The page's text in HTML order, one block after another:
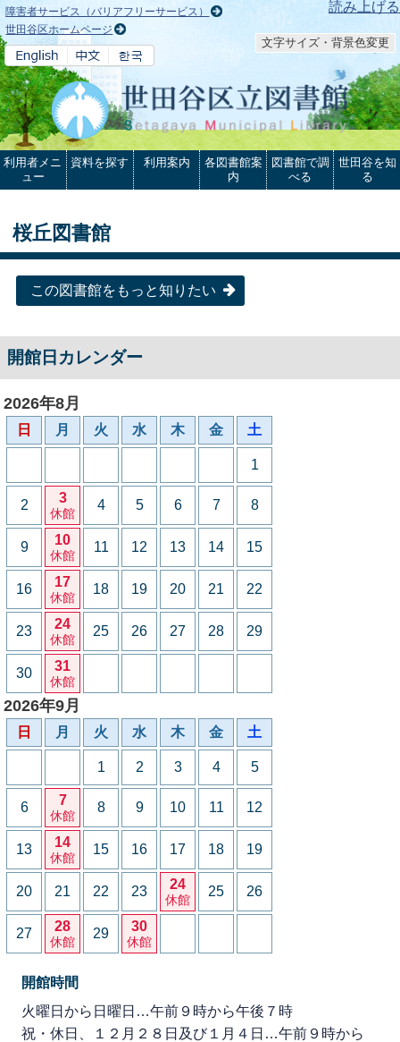
本文へ 読み上げる
障害者サービス（バリアフリーサービス）
世田谷区ホームページ
文字サイズ・背景色変更
利用者メニ
ュー
資料を探す 利用案内
各図書館案
内
図書館で調
べる
世田谷を知
る
桜丘図書館
この図書館をもっと知りたい
開館日カレンダー
2026年8月
日 月 火 水 木 金 土
1
2 3
休館
4 5 6 7 8
9 10
休館
11 12 13 14 15
16 17
休館
18 19 20 21 22
23 24
休館
25 26 27 28 29
30 31
休館
2026年9月
日 月 火 水 木 金 土
1 2 3 4 5
6 7
休館
8 9 10 11 12
13 14
休館
15 16 17 18 19
20 21 22 23 24
休館
25 26
27 28
休館
29 30
休館
開館時間
火曜日から日曜日…午前９時から午後７時
祝・休日、１２月２８日及び１月４日…午前９時から